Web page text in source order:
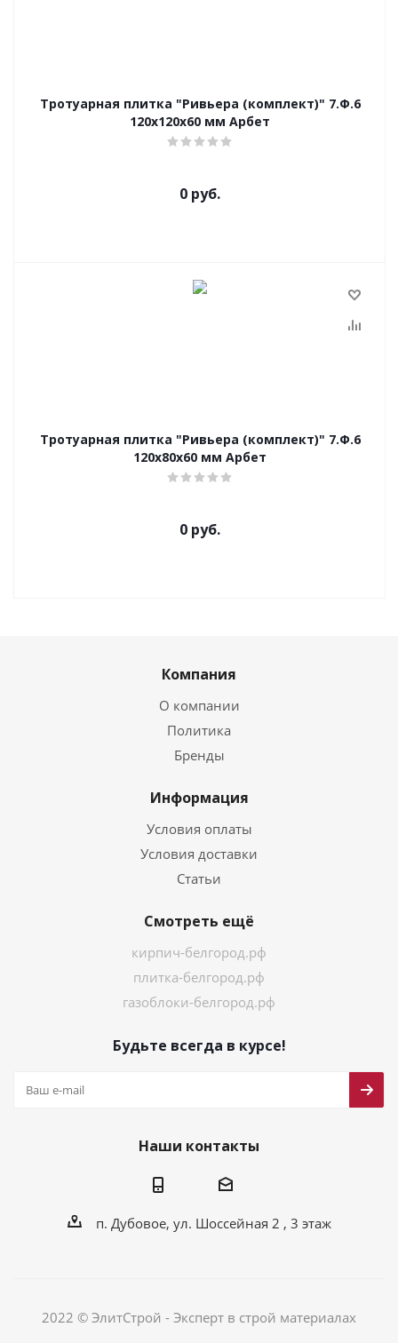
Тротуарная плитка "Ривьера (комплект)" 7.Ф.6
120x120x60 мм Арбет
0 руб.
Тротуарная плитка "Ривьера (комплект)" 7.Ф.6
120x80x60 мм Арбет
0 руб.
Компания
О компании
Политика
Бренды
Информация
Условия оплаты
Условия доставки
Статьи
Смотреть ещё
кирпич-белгород.рф
плитка-белгород.рф
газоблоки-белгород.рф
Будьте всегда в курсе!
Наши контакты
п. Дубовое, ул. Шоссейная 2 , 3 этаж
2022 © ЭлитСтрой - Эксперт в строй материалах